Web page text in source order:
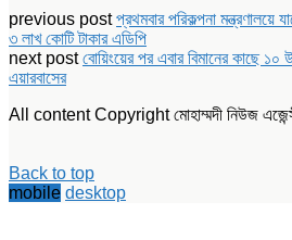
Facebook
(Opens
in
new
window)
Twitter
(Opens
in
new
window)
LinkedIn
(Opens
new
window)
in
new
previous postপ্রথমবার পরিকল্পনা মন্ত্রণালয়ে
৩ লাখ কোটি টাকার এডিপি
next postবোয়িংয়ের পর এবার বিমানের কাছে
এয়ারবাসের
All content Copyright মোহাম্মদী নিউজ
Back to top
mobile desktop